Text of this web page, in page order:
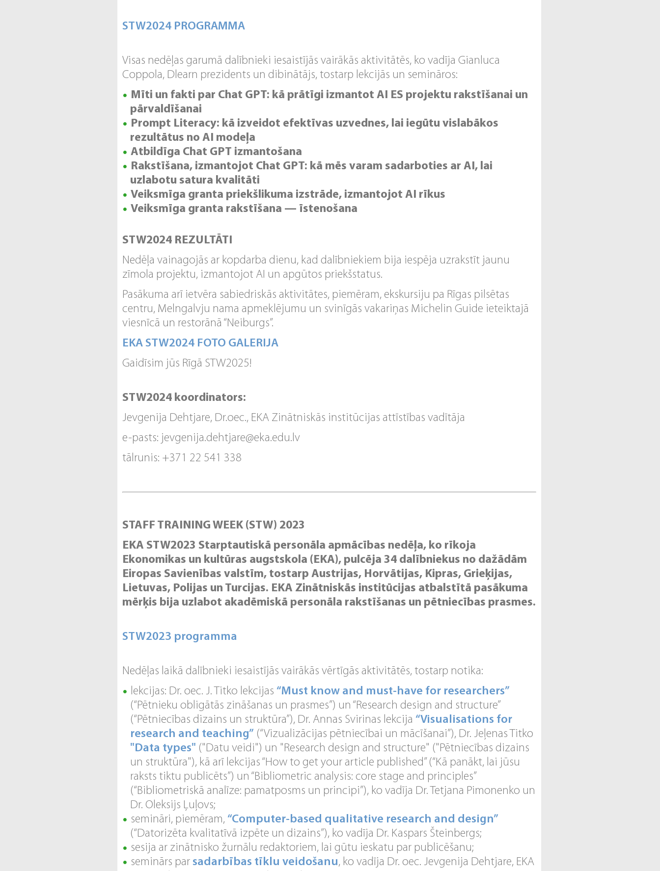
STW2024 PROGRAMMA
Visas nedēļas garumā dalībnieki iesaistījās vairākās aktivitātēs, ko vadīja Gianluca
Coppola, Dlearn prezidents un dibinātājs, tostarp lekcijās un semināros:
Mīti un fakti par Chat GPT: kā prātīgi izmantot AI ES projektu rakstīšanai un
pārvaldīšanai
Prompt Literacy: kā izveidot efektīvas uzvednes, lai iegūtu vislabākos
rezultātus no AI modeļa
Atbildīga Chat GPT izmantošana
Rakstīšana, izmantojot Chat GPT: kā mēs varam sadarboties ar AI, lai
uzlabotu satura kvalitāti
Veiksmīga granta priekšlikuma izstrāde, izmantojot AI rīkus
Veiksmīga granta rakstīšana — īstenošana
STW2024 REZULTĀTI
Nedēļa vainagojās ar kopdarba dienu, kad dalībniekiem bija iespēja uzrakstīt jaunu
zīmola projektu, izmantojot AI un apgūtos priekšstatus.
Pasākuma arī ietvēra sabiedriskās aktivitātes, piemēram, ekskursiju pa Rīgas pilsētas
centru, Melngalvju nama apmeklējumu un svinīgās vakariņas Michelin Guide ieteiktajā
viesnīcā un restorānā “Neiburgs”.
EKA STW2024 FOTO GALERIJA
Gaidīsim jūs Rīgā STW2025!
STW2024 koordinators:
Jevgenija Dehtjare, Dr.oec., EKA Zinātniskās institūcijas attīstības vadītāja
e-pasts: jevgenija.dehtjare@eka.edu.lv
tālrunis: +371 22 541 338
STAFF TRAINING WEEK (STW) 2023
EKA STW2023 Starptautiskā personāla apmācības nedēļa, ko rīkoja
Ekonomikas un kultūras augstskola (EKA), pulcēja 34 dalībniekus no dažādām
Eiropas Savienības valstīm, tostarp Austrijas, Horvātijas, Kipras, Grieķijas,
Lietuvas, Polijas un Turcijas. EKA Zinātniskās institūcijas atbalstītā pasākuma
mērķis bija uzlabot akadēmiskā personāla rakstīšanas un pētniecības prasmes.
STW2023 programma
Nedēļas laikā dalībnieki iesaistījās vairākās vērtīgās aktivitātēs, tostarp notika:
lekcijas: Dr. oec. J. Titko lekcijas “Must know and must-have for researchers”
(“Pētnieku obligātās zināšanas un prasmes”) un “Research design and structure”
(“Pētniecības dizains un struktūra”), Dr. Annas Svirinas lekcija “Visualisations for
research and teaching” (“Vizualizācijas pētniecībai un mācīšanai”), Dr. Jeļenas Titko
"Data types" ("Datu veidi") un "Research design and structure" ("Pētniecības dizains
un struktūra"), kā arī lekcijas “How to get your article published” (“Kā panākt, lai jūsu
raksts tiktu publicēts”) un “Bibliometric analysis: core stage and principles”
(“Bibliometriskā analīze: pamatposms un principi”), ko vadīja Dr. Tetjana Pimonenko un
Dr. Oleksijs Ļuļovs;
semināri, piemēram, “Computer-based qualitative research and design”
(“Datorizēta kvalitatīvā izpēte un dizains”), ko vadīja Dr. Kaspars Šteinbergs;
sesija ar zinātnisko žurnālu redaktoriem, lai gūtu ieskatu par publicēšanu;
seminārs par sadarbības tīklu veidošanu, ko vadīja Dr. oec. Jevgenija Dehtjare, EKA